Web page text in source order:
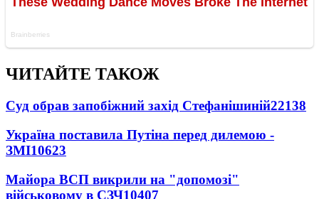
ЧИТАЙТЕ ТАКОЖ
Суд обрав запобіжний захід Стефанішиній22138
Україна поставила Путіна перед дилемою -
ЗМІ10623
Майора ВСП викрили на "допомозі"
військовому в СЗЧ10407